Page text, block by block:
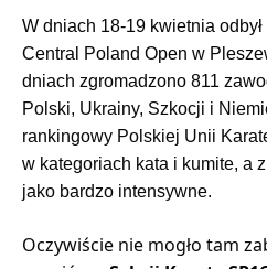
W dniach 18-19 kwietnia
Central Poland Open w
dniach zgromadzono 811
Polski, Ukrainy, Szkocji i
rankingowy Polskiej Unii
w kategoriach kata i kumite, a
jako bardzo intensywne.
Oczywiście nie mogło tam